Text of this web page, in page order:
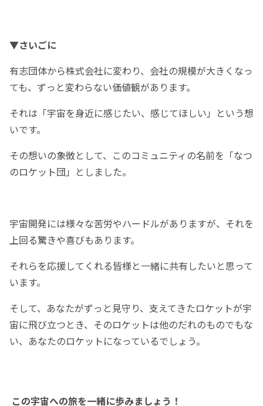
▼さいごに
有志団体から株式会社に変わり、会社の規模が大きくなっ
ても、ずっと変わらない価値観があります。
それは「宇宙を身近に感じたい、感じてほしい」という想
いです。
その想いの象徴として、このコミュニティの名前を「なつ
のロケット団」としました。
宇宙開発には様々な苦労やハードルがありますが、それを
上回る驚きや喜びもあります。
それらを応援してくれる皆様と一緒に共有したいと思って
います。
そして、あなたがずっと見守り、支えてきたロケットが宇
宙に飛び立つとき、そのロケットは他のだれのものでもな
い、あなたのロケットになっているでしょう。
この宇宙への旅を一緒に歩みましょう！